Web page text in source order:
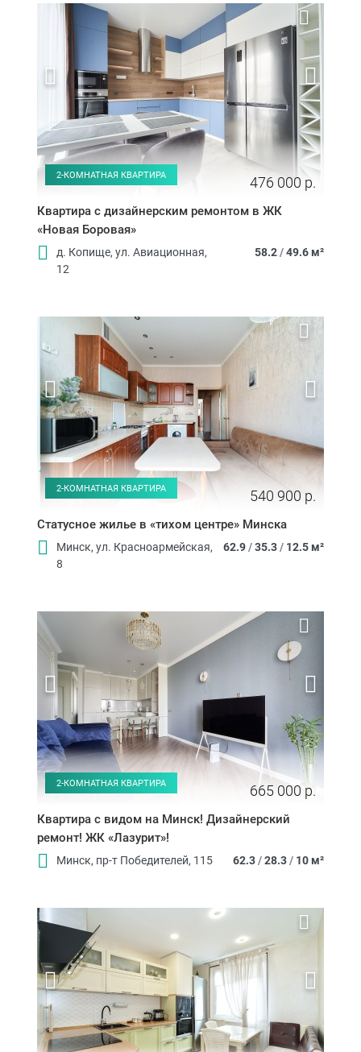
2-КОМНАТНАЯ КВАРТИРА 476 000 р.
Квартира с дизайнерским ремонтом в ЖК
«Новая Боровая»
д. Копище, ул. Авиационная,
12
58.2/49.6 м²
2-КОМНАТНАЯ КВАРТИРА 540 900 р.
Статусное жилье в «тихом центре» Минска
Минск, ул. Красноармейская,
8
62.9/35.3/ 12.5 м²
2-КОМНАТНАЯ КВАРТИРА 665 000 р.
Квартира с видом на Минск! Дизайнерский
ремонт! ЖК «Лазурит»!
Минск, пр-т Победителей, 115 62.3/28.3/ 10 м²